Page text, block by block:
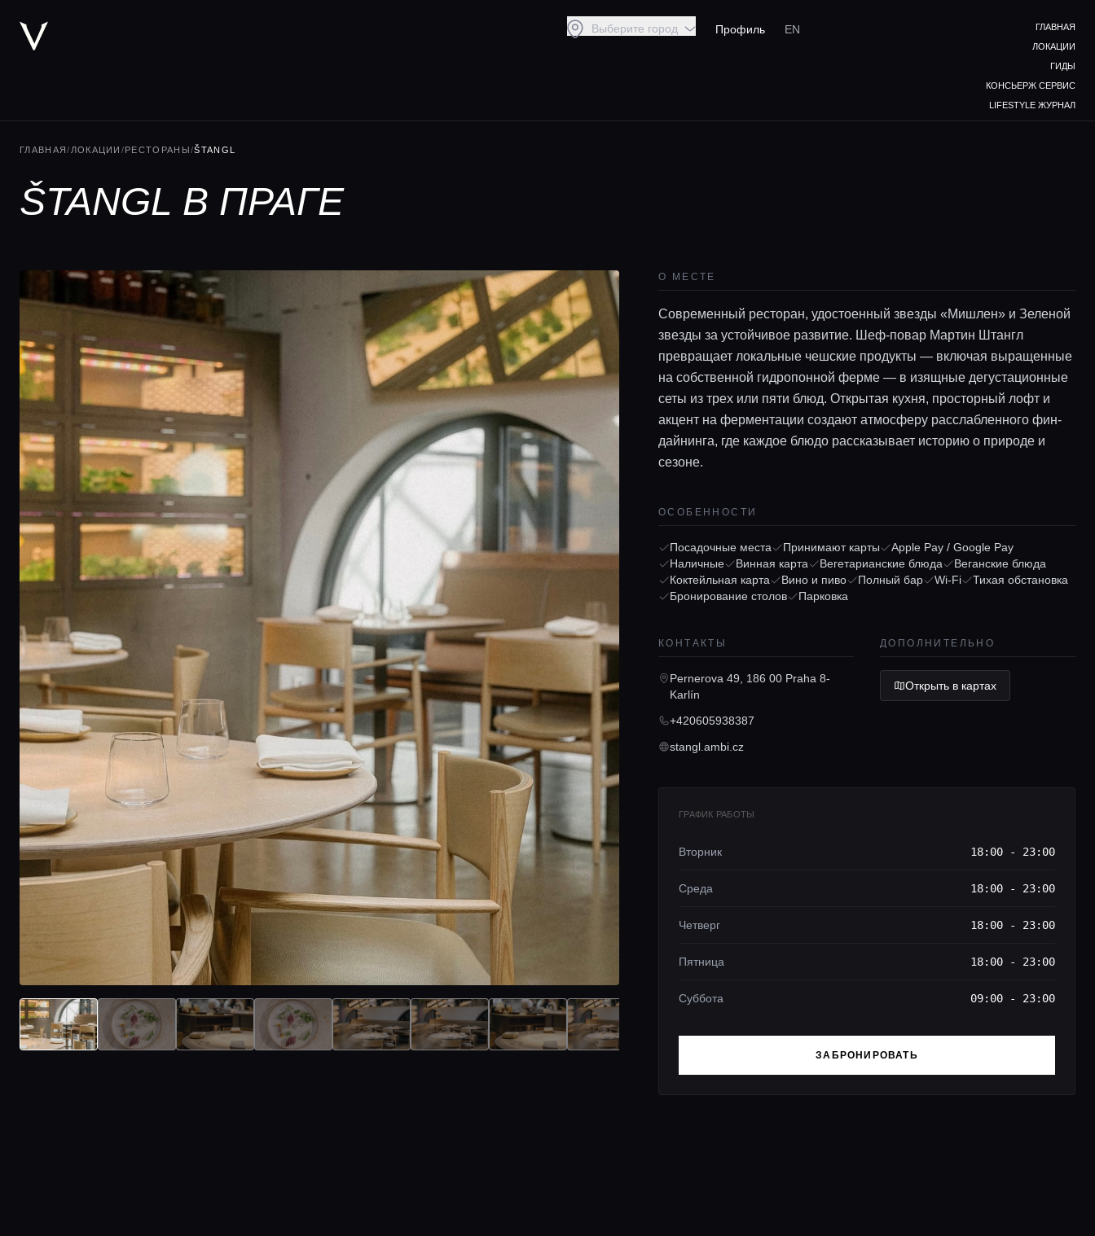
Выберите город Профиль EN
ГЛАВНАЯ
ЛОКАЦИИ
ГИДЫ
КОНСЬЕРЖ СЕРВИС
LIFESTYLE ЖУРНАЛ
ГЛАВНАЯ/ ЛОКАЦИИ /РЕСТОРАНЫ/ŠTANGL
ŠTANGL В ПРАГЕ
О МЕСТЕ
Современный ресторан, удостоенный звезды «Мишлен» и Зеленой
звезды за устойчивое развитие. Шеф-повар Мартин Штангл
превращает локальные чешские продукты — включая выращенные
на собственной гидропонной ферме — в изящные дегустационные
сеты из трех или пяти блюд. Открытая кухня, просторный лофт и
акцент на ферментации создают атмосферу расслабленного фин-
дайнинга, где каждое блюдо рассказывает историю о природе и
сезоне.
ОСОБЕННОСТИ
Посадочные места Принимают карты
Apple Pay / Google Pay
Наличные
Винная карта Вегетарианские блюда
Веганские блюда
Коктейльная карта
Вино и пиво Полный бар Wi-Fi
Тихая обстановка
Бронирование столов
Парковка
КОНТАКТЫ
Pernerova 49, 186 00 Praha 8-
Karlín
+420605938387
stangl.ambi.cz
ДОПОЛНИТЕЛЬНО
Открыть в картах
ГРАФИК РАБОТЫ
Вторник 18:00 - 23:00
Среда 18:00 - 23:00
Четверг 18:00 - 23:00
Пятница 18:00 - 23:00
Суббота 09:00 - 23:00
ЗАБРОНИРОВАТЬ